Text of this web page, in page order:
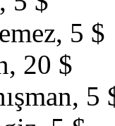
5 $
20 $
5